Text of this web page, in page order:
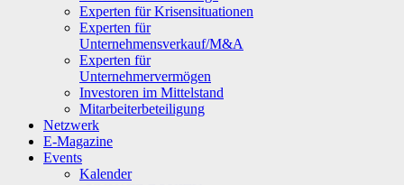
Experten für Krisensituationen
Experten für
Unternehmensverkauf/M&A
Experten für
Unternehmervermögen
Investoren im Mittelstand
Mitarbeiterbeteiligung
Netzwerk
E-Magazine
Events
Kalender